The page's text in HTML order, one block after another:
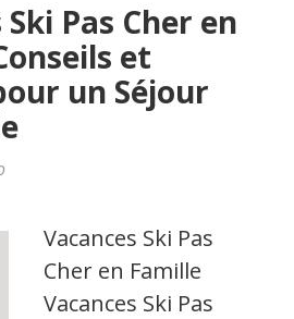
Pas Cher en
et
un Séjour
Vacances Ski Pas
Cher en Famille
Vacances Ski Pas